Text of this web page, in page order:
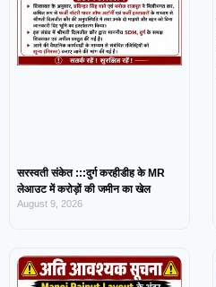
सरस्वती संकेत :::दुर्ग करहीडीह के MR
लेआउट में करोड़ों की जमीन का खेल
August 9, 2026